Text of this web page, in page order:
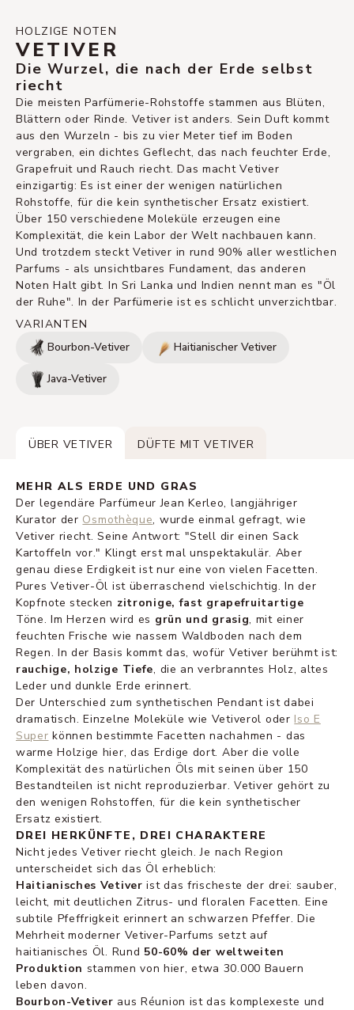
HOLZIGE NOTEN
VETIVER
Die Wurzel, die nach der Erde selbst
riecht
Die meisten Parfümerie-Rohstoffe stammen aus Blüten,
Blättern oder Rinde. Vetiver ist anders. Sein Duft kommt
aus den Wurzeln - bis zu vier Meter tief im Boden
vergraben, ein dichtes Geflecht, das nach feuchter Erde,
Grapefruit und Rauch riecht. Das macht Vetiver
einzigartig: Es ist einer der wenigen natürlichen
Rohstoffe, für die kein synthetischer Ersatz existiert.
Über 150 verschiedene Moleküle erzeugen eine
Komplexität, die kein Labor der Welt nachbauen kann.
Und trotzdem steckt Vetiver in rund 90% aller westlichen
Parfums - als unsichtbares Fundament, das anderen
Noten Halt gibt. In Sri Lanka und Indien nennt man es "Öl
der Ruhe". In der Parfümerie ist es schlicht unverzichtbar.
VARIANTEN
Bourbon-Vetiver
Haitianischer Vetiver
Java-Vetiver
ÜBER VETIVER DÜFTE MIT VETIVER
MEHR ALS ERDE UND GRAS
Der legendäre Parfümeur Jean Kerleo, langjähriger
Kurator der Osmothèque, wurde einmal gefragt, wie
Vetiver riecht. Seine Antwort: "Stell dir einen Sack
Kartoffeln vor." Klingt erst mal unspektakulär. Aber
genau diese Erdigkeit ist nur eine von vielen Facetten.
Pures Vetiver-Öl ist überraschend vielschichtig. In der
Kopfnote stecken zitronige, fast grapefruitartige
Töne. Im Herzen wird es grün und grasig, mit einer
feuchten Frische wie nassem Waldboden nach dem
Regen. In der Basis kommt das, wofür Vetiver berühmt ist:
rauchige, holzige Tiefe, die an verbranntes Holz, altes
Leder und dunkle Erde erinnert.
Der Unterschied zum synthetischen Pendant ist dabei
dramatisch. Einzelne Moleküle wie Vetiverol oder Iso E
Super können bestimmte Facetten nachahmen - das
warme Holzige hier, das Erdige dort. Aber die volle
Komplexität des natürlichen Öls mit seinen über 150
Bestandteilen ist nicht reproduzierbar. Vetiver gehört zu
den wenigen Rohstoffen, für die kein synthetischer
Ersatz existiert.
DREI HERKÜNFTE, DREI CHARAKTERE
Nicht jedes Vetiver riecht gleich. Je nach Region
unterscheidet sich das Öl erheblich:
Haitianisches Vetiver ist das frischeste der drei: sauber,
leicht, mit deutlichen Zitrus- und floralen Facetten. Eine
subtile Pfeffrigkeit erinnert an schwarzen Pfeffer. Die
Mehrheit moderner Vetiver-Parfums setzt auf
haitianisches Öl. Rund 50-60% der weltweiten
Produktion stammen von hier, etwa 30.000 Bauern
leben davon.
Bourbon-Vetiver aus Réunion ist das komplexeste und